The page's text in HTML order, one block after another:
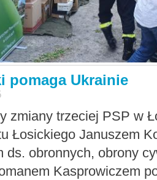
pomaga Ukrainie
zmiany trzeciej PSP w
Łosickiego Januszem
ds. obronnych, obrony
Kasprowiczem